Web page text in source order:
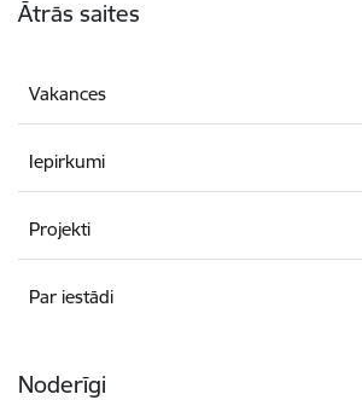
Ātrās saites
Vakances
Iepirkumi
Projekti
Par iestādi
Noderīgi